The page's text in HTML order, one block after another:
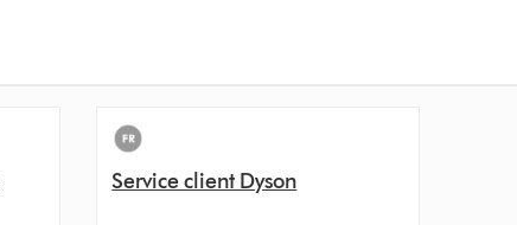
Service client Dyson